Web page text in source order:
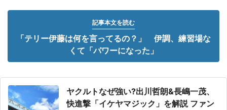
記事本文を読む
「テリー伊藤は何を言ってるの？」 伊調、練習場な
くて「パワーになった」
ヤクルトなぜ強い?出川哲朗&長嶋一茂、
快進撃「イケヤマジック」を解説 ファン